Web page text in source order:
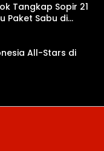
Tangkap Sopir 21
Paket Sabu di
All-Stars di